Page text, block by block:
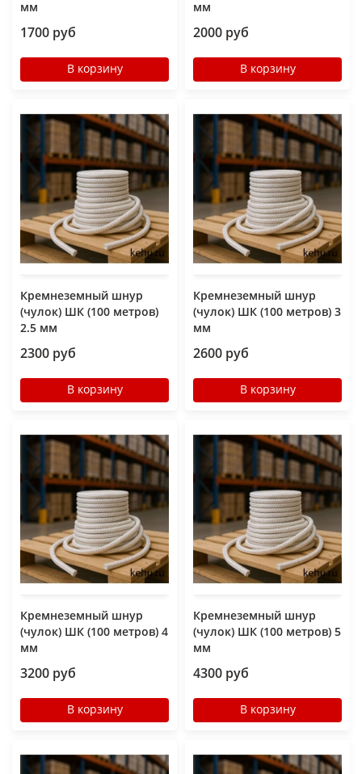
мм
1700 руб
В корзину
мм
2000 руб
В корзину
Кремнеземный шнур
(чулок) ШК (100 метров)
2.5 мм
2300 руб
В корзину
Кремнеземный шнур
(чулок) ШК (100 метров) 3
мм
2600 руб
В корзину
Кремнеземный шнур
(чулок) ШК (100 метров) 4
мм
3200 руб
В корзину
Кремнеземный шнур
(чулок) ШК (100 метров) 5
мм
4300 руб
В корзину